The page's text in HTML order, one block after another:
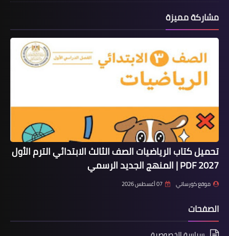
مشاركة مميزة
تحميل كتاب الرياضيات الصف الثالث الابتدائي الترم الأول
2027 PDF | المنهج الجديد الرسمي
موقع كورساتي 07 أغسطس 2026
الصفحات